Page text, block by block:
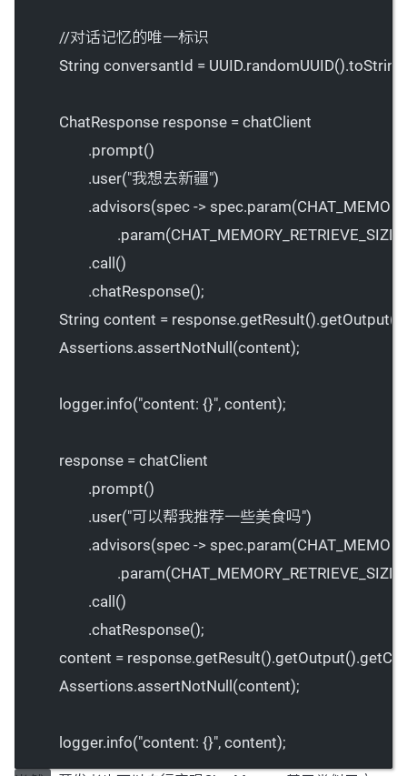
//对话记忆的唯一标识
String conversantId = UUID.randomUUID().toString
ChatResponse response = chatClient
.prompt()
.user("我想去新疆")
.advisors(spec -> spec.param
.param
.call ()
.chatResponse();
String content = response.getResult().getOutput().
Assertions.assertNotNull (content);
logger.info("content: {}", content);
response = chatClient
.prompt()
.user("可以帮我推荐一些美食吗")
.advisors(spec -> spec.param
.param
.call ()
.chatResponse();
content = response.getResult().getOutput().
Assertions.assertNotNull (content);
logger.info("content: {}", content);